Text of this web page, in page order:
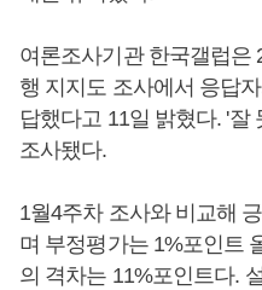
여론조사기관 한국갤럽은
행 지지도 조사에서 응답
답했다고 11일 밝혔다. '잘
조사됐다.
1월4주차 조사와 비교해
며 부정평가는 1%포인트
의 격차는 11%포인트다.